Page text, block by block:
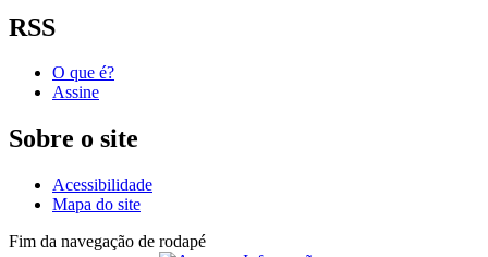
RSS
O que é?
Assine
Sobre o site
Acessibilidade
Mapa do site
Fim da navegação de rodapé